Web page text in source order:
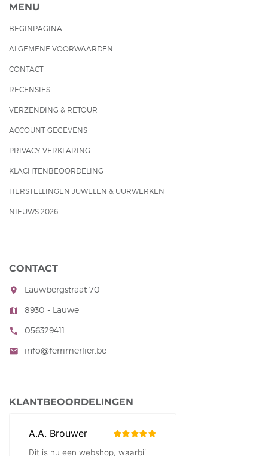
MENU
BEGINPAGINA
ALGEMENE VOORWAARDEN
CONTACT
RECENSIES
VERZENDING & RETOUR
ACCOUNT GEGEVENS
PRIVACY VERKLARING
KLACHTENBEOORDELING
HERSTELLINGEN JUWELEN & UURWERKEN
NIEUWS 2026
CONTACT
room Lauwbergstraat 70
map 8930 - Lauwe
call 056329411
mail info@ferrimerlier.be
KLANTBEOORDELINGEN